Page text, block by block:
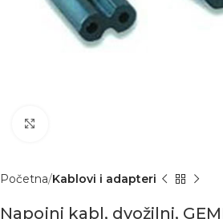
Početna Kablovi i adapteri
Napojni kabl, dvožilni,